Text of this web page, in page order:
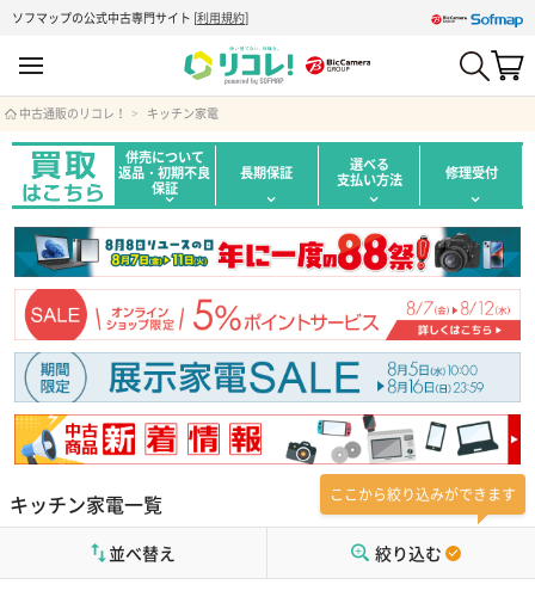
ソフマップの公式中古専門サイト [利用規約]
中古通販のリコレ！ キッチン家電
併売について
返品・初期不良
保証
長期保証 選べる
支払い方法 修理受付
キッチン家電一覧 ここから絞り込みができます
絞り込む
並べ替え